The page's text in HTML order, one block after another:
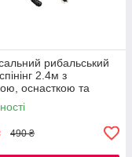
рибальський
2.4м з
оснасткою та
490 ₴